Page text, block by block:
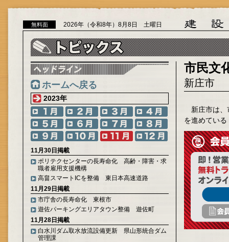
無料面 2026年（令和8年）8月8日 土曜日
ホームへ戻る
2023年
11月30日掲載
ポリテクセンターの長寿命化 高齢・障害・求
職者雇用支援機構
高畠スマートICを整備 東日本高速道路
11月29日掲載
市庁舎の長寿命化 東根市
遊佐パーキングエリアタウン整備 遊佐町
11月28日掲載
白水川ダム取水放流設備更新 県山形統合ダム
管理課
市民文
新庄市
新庄市は、
を進めてい